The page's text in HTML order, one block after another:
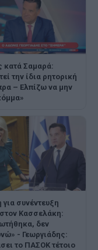
κατά Σαμαρά:
την ίδια ρητορική
– Ελπίζω να μην
συνέντευξη
Κασσελάκη:
δεν
- Γεωργιάδης:
το ΠΑΣΟΚ τέτοιο